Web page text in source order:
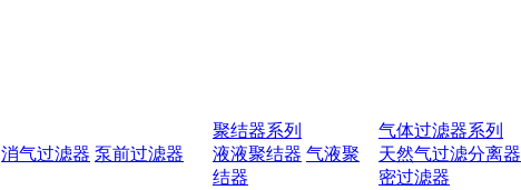
消气过滤器 泵前过滤器
聚结器系列
液液聚结器 气液聚
结器
气体过滤器系列
天然气过滤分离器
密过滤器